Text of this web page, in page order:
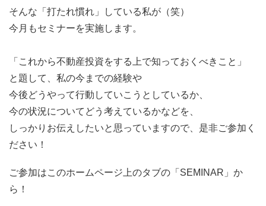
そんな「打たれ慣れ」している私が（笑）
今月もセミナーを実施します。
「これから不動産投資をする上で知っておくべきこと」
と題して、私の今までの経験や
今後どうやって行動していこうとしているか、
今の状況についてどう考えているかなどを、
しっかりお伝えしたいと思っていますので、是非ご参加く
ださい！
ご参加はこのホームページ上のタブの「SEMINAR」か
ら！